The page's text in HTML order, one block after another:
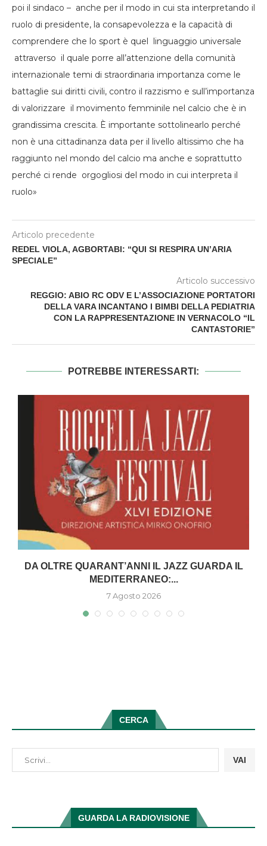
poi il sindaco – anche per il modo in cui sta interpretando il
ruolo di presidente, la consapevolezza e la capacità di
comprendere che lo sport è quel linguaggio universale
attraverso il quale porre all’attenzione della comunità
internazionale temi di straordinaria importanza come le
battaglie sui diritti civili, contro il razzismo e sull’importanza
di valorizzare il movimento femminile nel calcio che è in
grandissima crescita. È importante sottolinearlo perché
non è una cittadinanza data per il livello altissimo che ha
raggiunto nel mondo del calcio ma anche e soprattutto
perché ci rende orgogliosi del modo in cui interpreta il
ruolo»
Articolo precedente
REDEL VIOLA, AGBORTABI: “QUI SI RESPIRA UN’ARIA
SPECIALE”
Articolo successivo
REGGIO: ABIO RC ODV E L’ASSOCIAZIONE PORTATORI
DELLA VARA INCANTANO I BIMBI DELLA PEDIATRIA
CON LA RAPPRESENTAZIONE IN VERNACOLO “IL
CANTASTORIE”
POTREBBE INTERESSARTI:
DA OLTRE QUARANT’ANNI IL JAZZ GUARDA IL
MEDITERRANEO:...
7 Agosto 2026
CERCA
VAI
GUARDA LA RADIOVISIONE